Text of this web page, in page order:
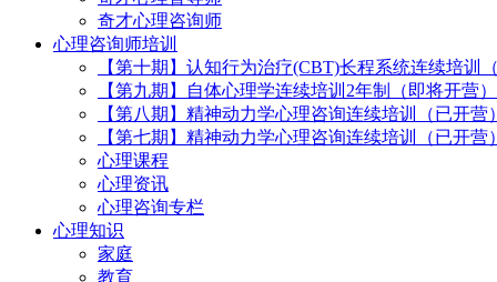
奇才心理咨询师
心理咨询师培训
【第十期】认知行为治疗(CBT)长程系统连续培训
【第九期】自体心理学连续培训2年制（即将开营）
【第八期】精神动力学心理咨询连续培训（已开营）
【第七期】精神动力学心理咨询连续培训（已开营）
心理课程
心理资讯
心理咨询专栏
心理知识
家庭
教育